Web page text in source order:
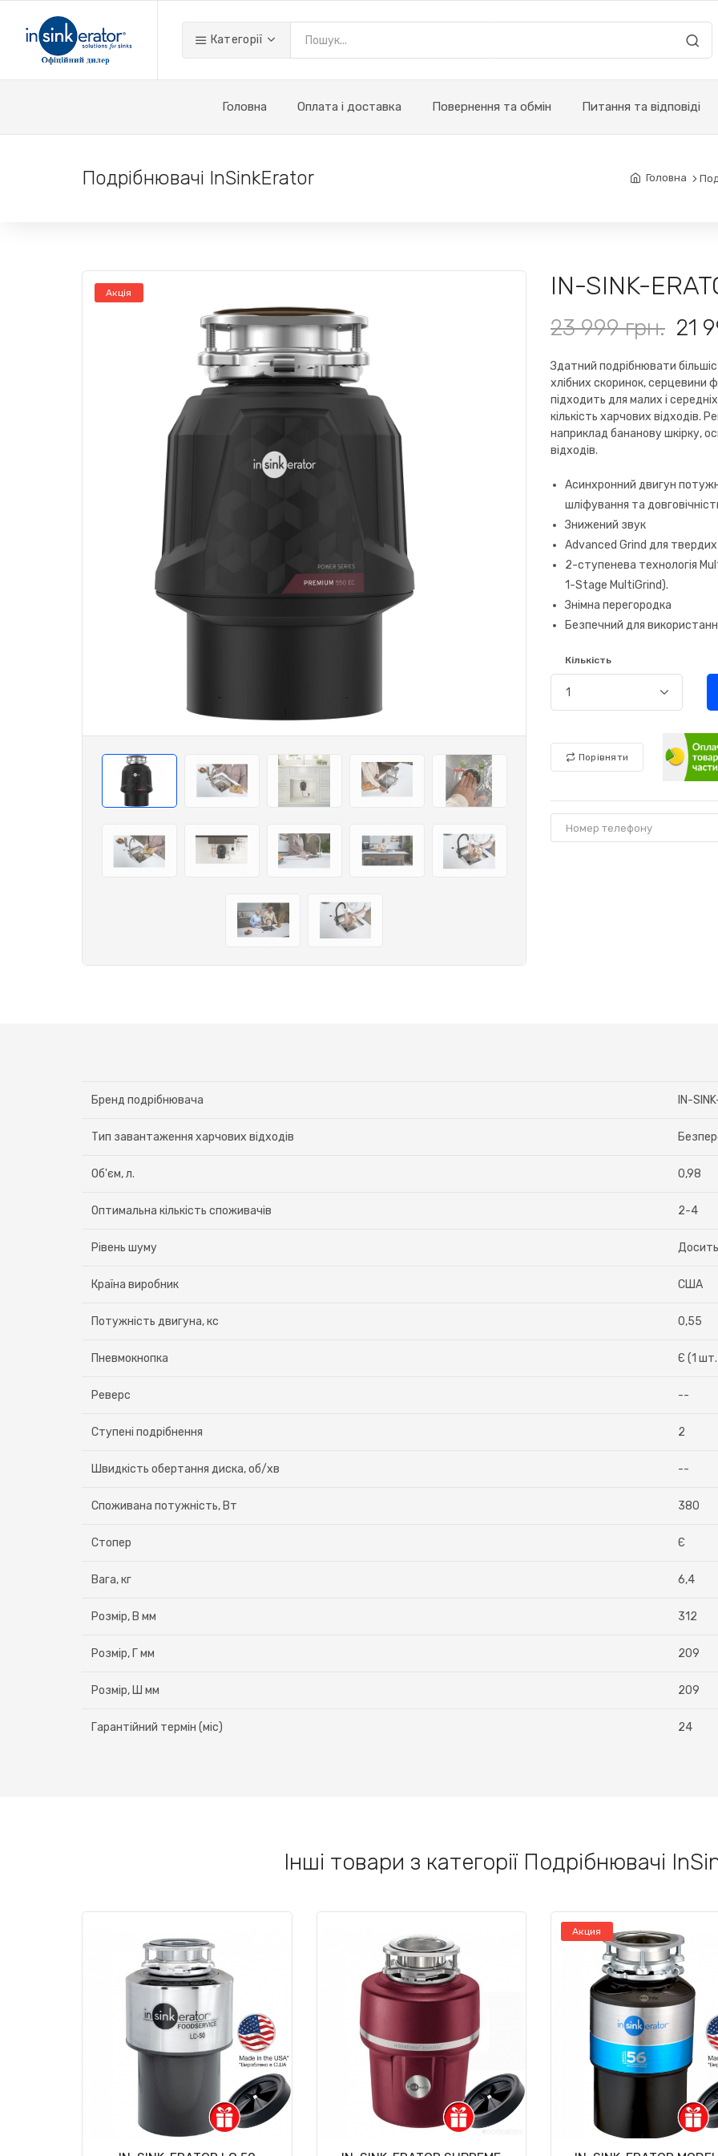
Категорії
Головна Оплата і доставка Повернення та обмін Питання та відповіді
Подрібнювачі InSinkErator Головна
Акція IN-SINK-
23 999 грн. 21
Здатний подрібнювати
хлібних скоринок, серцевини
підходить для малих і
кількість харчових відходів.
наприклад бананову шкірку,
відходів.
Асинхронний двигун
шліфування та
Знижений звук
Advanced Grind для твердих
2-ступенева технологія
1-Stage MultiGrind).
Знімна перегородка
Безпечний для
Кількість
Порівняти
Бренд подрібнювача IN-
Тип завантаження харчових відходів
Об'єм, л. 0,98
Оптимальна кількість споживачів 2-4
Рівень шуму
Країна виробник США
Потужність двигуна, кс 0,55
Пневмокнопка Є (1
Реверс --
Ступені подрібнення 2
Швидкість обертання диска, об/хв --
Споживана потужність, Вт 380
Стопер Є
Вага, кг 6,4
Розмір, В мм 312
Розмір, Г мм 209
Розмір, Ш мм 209
Гарантійний термін (міс) 24
Інші товари з категорії Подрібнювачі
Акция